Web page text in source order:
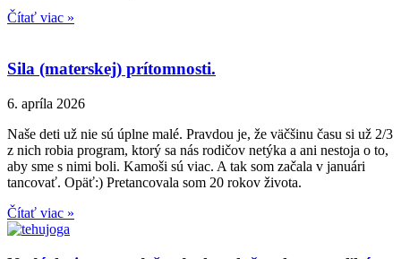
Čítať viac »
Sila (materskej) prítomnosti.
6. apríla 2026
Naše deti už nie sú úplne malé. Pravdou je, že väčšinu času si už 2/3
z nich robia program, ktorý sa nás rodičov netýka a ani nestoja o to,
aby sme s nimi boli. Kamoši sú viac. A tak som začala v januári
tancovať. Opäť:) Pretancovala som 20 rokov života.
Čítať viac »